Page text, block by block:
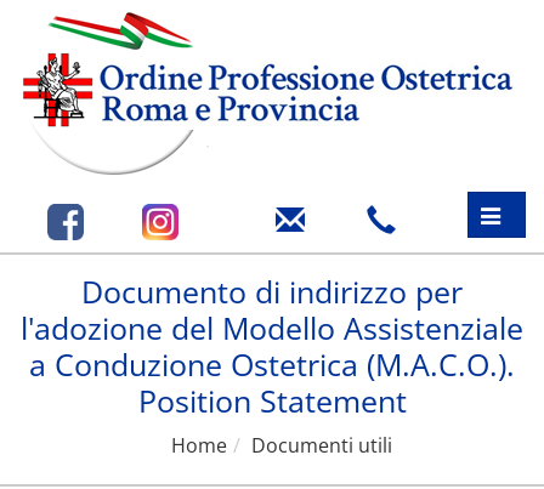
Toggle
Documento di indirizzo per
l'adozione del Modello Assistenziale
a Conduzione Ostetrica (M.A.C.O.).
Position Statement
Home Documenti utili